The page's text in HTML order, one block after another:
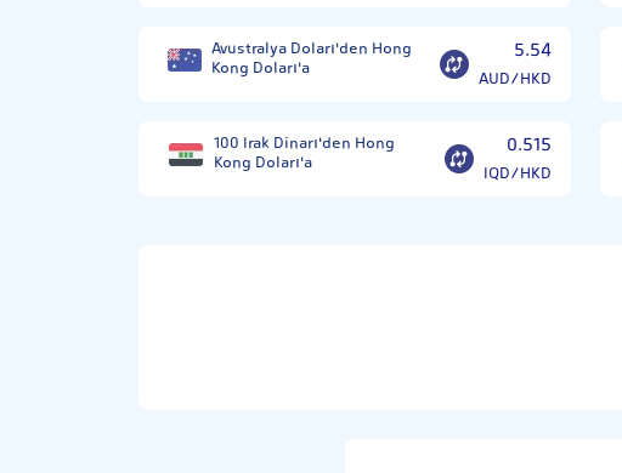
Avustralya Doları'den Hong
Kong Doları'a
5.54
AUD/HKD
100 Irak Dinarı'den Hong
Kong Doları'a
0.515
IQD/HKD